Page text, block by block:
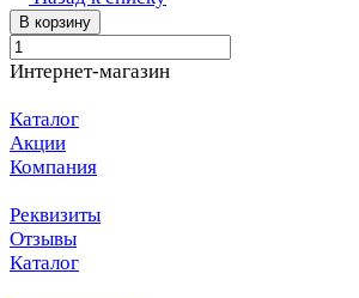
В корзину
Интернет-магазин
Каталог
Акции
Компания
Реквизиты
Отзывы
Каталог